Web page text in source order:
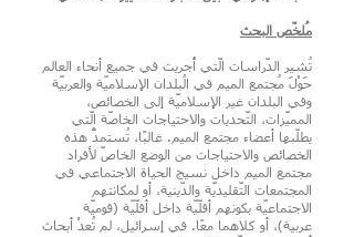
مُلخّص البحث
تُشير الدّراسات الّتي أُجريت في جميع أنحاء العالم
حَوْلَ مُجتمع الميم في الُبلدان الإسلاميّة والعربيّة
وفي البلدان غير الإسلاميّة إلى الخصائص،
المميّزات، التّحديات والاحتياجات الخاصّة الّتي
يطلّبها أعضاء مجتمع الميم. غالبًا، تُستمدُّ هذه
الخصائص والاحتياجات من الوضع الخاصّ لأفراد
مجتمع الميم داخل نسيج الحياة الاجتماعي في
المجتمعات التّقليديّة والدّينية، أو لمكانتهم
الاجتماعيّة بكونهم أقلّيّة داخل أقلّيّة (قوميّة
عربية)، أو كلاهما معًا. في إسرائيل، لم تُعدْ أبحاث